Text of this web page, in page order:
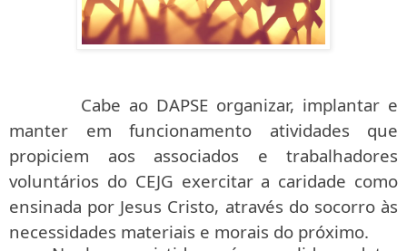
Cabe ao DAPSE organizar, implantar e
manter em funcionamento atividades que
propiciem aos associados e trabalhadores
voluntários do CEJG exercitar a caridade como
ensinada por Jesus Cristo, através do socorro às
necessidades materiais e morais do próximo.